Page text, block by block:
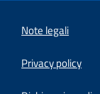
Note legali
Privacy policy